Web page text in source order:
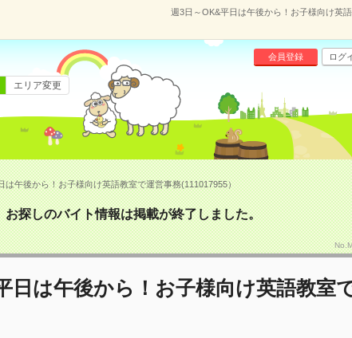
週3日～OK&平日は午後から！お子様向け英
会員登録 ログ
エリア変更
は午後から！お子様向け英語教室で運営事務(111017955）
お探しのバイト情報は掲載が終了しました。
日は午後から！お子様向け英語教室